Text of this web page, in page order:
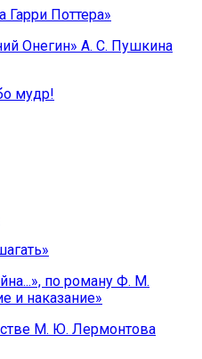
Поттера»
Онегин» А. С. Пушкина
мудр!
по роману Ф. М.
и наказание»
М. Ю. Лермонтова